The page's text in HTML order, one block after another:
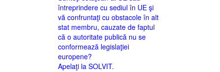
întreprindere cu sediul în UE şi
vă confruntaţi cu obstacole în alt
stat membru, cauzate de faptul
că o autoritate publică nu se
conformează legislaţiei
europene?
Apelaţi la SOLVIT.